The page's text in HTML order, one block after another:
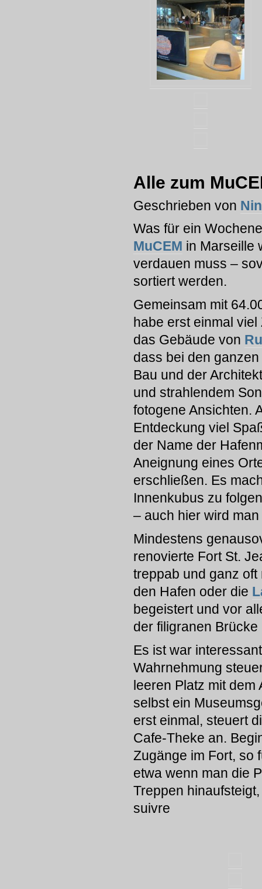
Alle zum
Geschrieben von
Was für ein
MuCEM in Marseille
verdauen muss –
sortiert werden.
Gemeinsam mit
habe erst einmal
das Gebäude von
dass bei den
Bau und der
und strahlendem
fotogene Ansichten.
Entdeckung viel
der Name der
Aneignung eines
erschließen. Es
Innenkubus zu
– auch hier wird
Mindestens
renovierte Fort St.
treppab und ganz oft
den Hafen oder die
begeistert und vor
der filigranen
Es ist war
Wahrnehmung
leeren Platz mit
selbst ein
erst einmal, steuert
Cafe-Theke an.
Zugänge im Fort, so
etwa wenn man die
Treppen
suivre